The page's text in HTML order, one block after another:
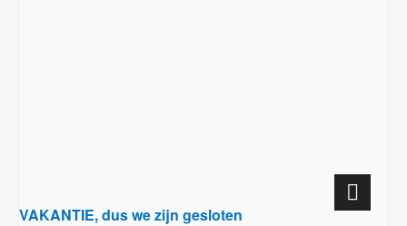
VAKANTIE, dus we zijn gesloten